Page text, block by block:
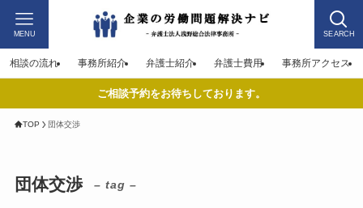
SEARCH
MENU
相談の流れ 事務所紹介 弁護士紹介 弁護士費用 事務所アクセス
ご相談予約をお待ちしております。
TOP 団体交渉
団体交渉 – tag –